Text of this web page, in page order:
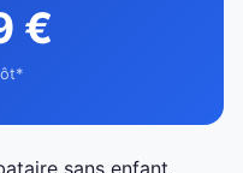
€
sans enfant.